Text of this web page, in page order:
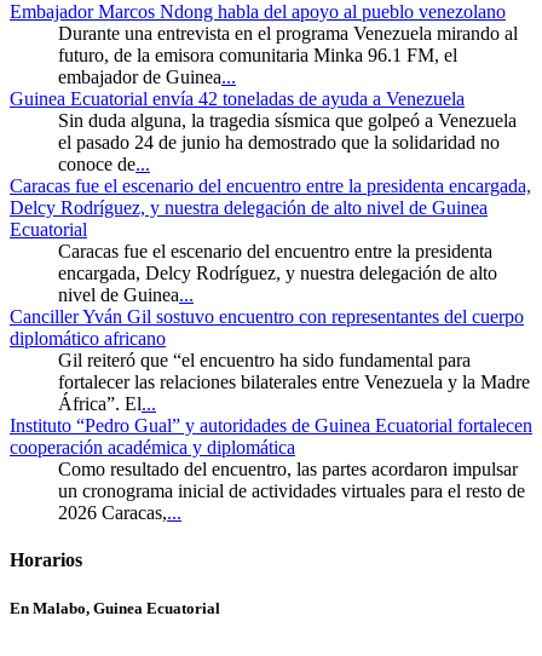
Embajador Marcos Ndong habla del apoyo al pueblo venezolano
Durante una entrevista en el programa Venezuela mirando al
futuro, de la emisora comunitaria Minka 96.1 FM, el
embajador de Guinea...
Guinea Ecuatorial envía 42 toneladas de ayuda a Venezuela
Sin duda alguna, la tragedia sísmica que golpeó a Venezuela
el pasado 24 de junio ha demostrado que la solidaridad no
conoce de...
Caracas fue el escenario del encuentro entre la presidenta encargada,
Delcy Rodríguez, y nuestra delegación de alto nivel de Guinea
Ecuatorial
Caracas fue el escenario del encuentro entre la presidenta
encargada, Delcy Rodríguez, y nuestra delegación de alto
nivel de Guinea...
Canciller Yván Gil sostuvo encuentro con representantes del cuerpo
diplomático africano
Gil reiteró que “el encuentro ha sido fundamental para
fortalecer las relaciones bilaterales entre Venezuela y la Madre
África”. El...
Instituto “Pedro Gual” y autoridades de Guinea Ecuatorial fortalecen
cooperación académica y diplomática
Como resultado del encuentro, las partes acordaron impulsar
un cronograma inicial de actividades virtuales para el resto de
2026 Caracas,...
Horarios
En Malabo, Guinea Ecuatorial